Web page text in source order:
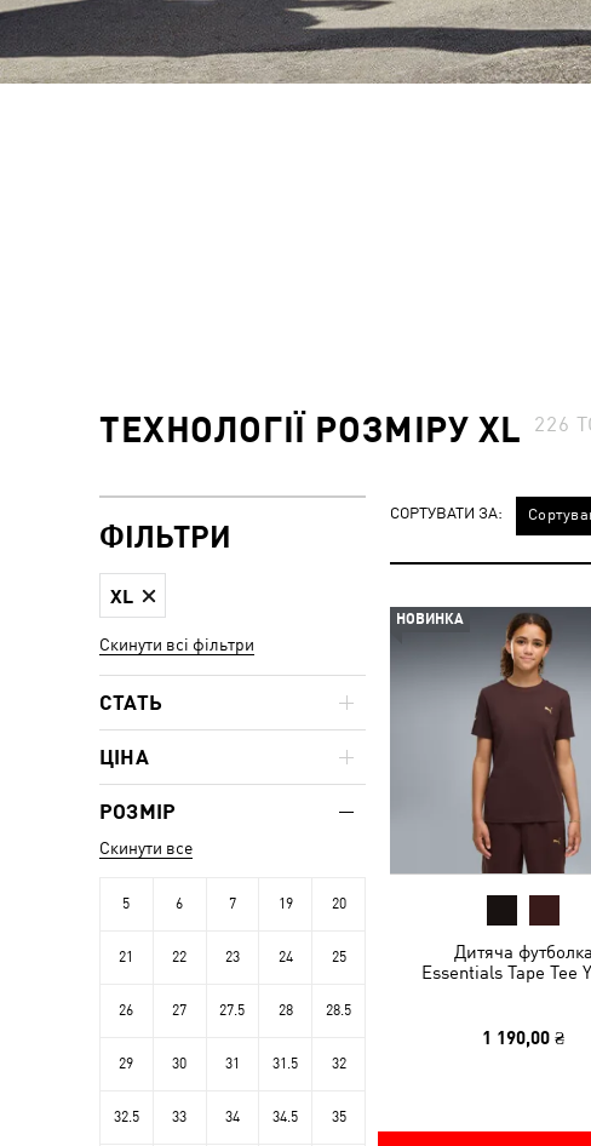
ТЕХНОЛОГІЇ РОЗМІРУ XL 226
СОРТУВАТИ ЗА:
НОВИНКА
Дитяча футболка
Essentials Tape Tee
1 190,00 ₴
ФІЛЬТРИ
XL
Скинути всі фільтри
СТАТЬ
ЦІНА
РОЗМІР
Скинути все
5 6 7 19 20
21 22 23 24 25
26 27 27.5 28 28.5
29 30 31 31.5 32
32.5 33 34 34.5 35